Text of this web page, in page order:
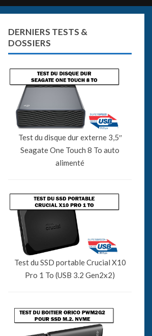
DERNIERS TESTS &
DOSSIERS
Test du disque dur externe 3,5″
Seagate One Touch 8 To auto
alimenté
Test du SSD portable Crucial X10
Pro 1 To (USB 3.2 Gen2x2)